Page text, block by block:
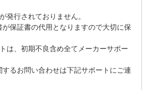
発行されておりません。
保証書の代用となりますので大切に保
は、初期不良含め全てメーカーサポー
るお問い合わせは下記サポートにご連